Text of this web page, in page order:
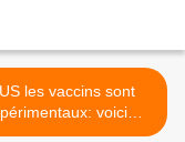
les vaccins sont
voici
pourquoi >